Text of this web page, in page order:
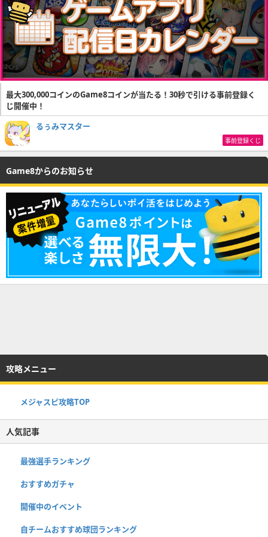
最大300,000コインのGame8コインが当たる！30秒で引ける事前登録く
じ開催中！
るぅみマスター
事前登録くじ
Game8からのお知らせ
攻略メニュー
メジャスピ攻略TOP
人気記事
最強選手ランキング
おすすめガチャ
開催中のイベント
自チームおすすめ球団ランキング